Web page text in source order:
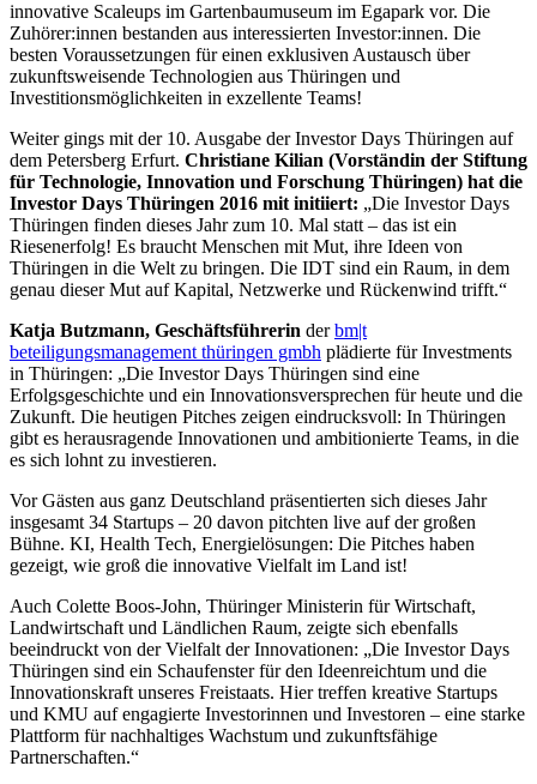
innovative Scaleups im Gartenbaumuseum im Egapark vor. Die
Zuhörer:innen bestanden aus interessierten Investor:innen. Die
besten Voraussetzungen für einen exklusiven Austausch über
zukunftsweisende Technologien aus Thüringen und
Investitionsmöglichkeiten in exzellente Teams!
Weiter gings mit der 10. Ausgabe der Investor Days Thüringen auf
dem Petersberg Erfurt. Christiane Kilian (Vorständin der Stiftung
für Technologie, Innovation und Forschung Thüringen) hat die
Investor Days Thüringen 2016 mit initiiert: „Die Investor Days
Thüringen finden dieses Jahr zum 10. Mal statt – das ist ein
Riesenerfolg! Es braucht Menschen mit Mut, ihre Ideen von
Thüringen in die Welt zu bringen. Die IDT sind ein Raum, in dem
genau dieser Mut auf Kapital, Netzwerke und Rückenwind trifft.“
Katja Butzmann, Geschäftsführerin derbm|t
beteiligungsmanagement thüringen gmbh plädierte für Investments
in Thüringen: „Die Investor Days Thüringen sind eine
Erfolgsgeschichte und ein Innovationsversprechen für heute und die
Zukunft. Die heutigen Pitches zeigen eindrucksvoll: In Thüringen
gibt es herausragende Innovationen und ambitionierte Teams, in die
es sich lohnt zu investieren.
Vor Gästen aus ganz Deutschland präsentierten sich dieses Jahr
insgesamt 34 Startups – 20 davon pitchten live auf der großen
Bühne. KI, Health Tech, Energielösungen: Die Pitches haben
gezeigt, wie groß die innovative Vielfalt im Land ist!
Auch Colette Boos-John, Thüringer Ministerin für Wirtschaft,
Landwirtschaft und Ländlichen Raum, zeigte sich ebenfalls
beeindruckt von der Vielfalt der Innovationen: „Die Investor Days
Thüringen sind ein Schaufenster für den Ideenreichtum und die
Innovationskraft unseres Freistaats. Hier treffen kreative Startups
und KMU auf engagierte Investorinnen und Investoren – eine starke
Plattform für nachhaltiges Wachstum und zukunftsfähige
Partnerschaften.“